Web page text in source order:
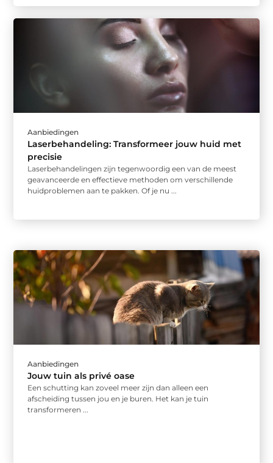
Aanbiedingen
Laserbehandeling: Transformeer jouw huid met
precisie
Laserbehandelingen zijn tegenwoordig een van de meest
geavanceerde en effectieve methoden om verschillende
huidproblemen aan te pakken. Of je nu ...
Aanbiedingen
Jouw tuin als privé oase
Een schutting kan zoveel meer zijn dan alleen een
afscheiding tussen jou en je buren. Het kan je tuin
transformeren ...